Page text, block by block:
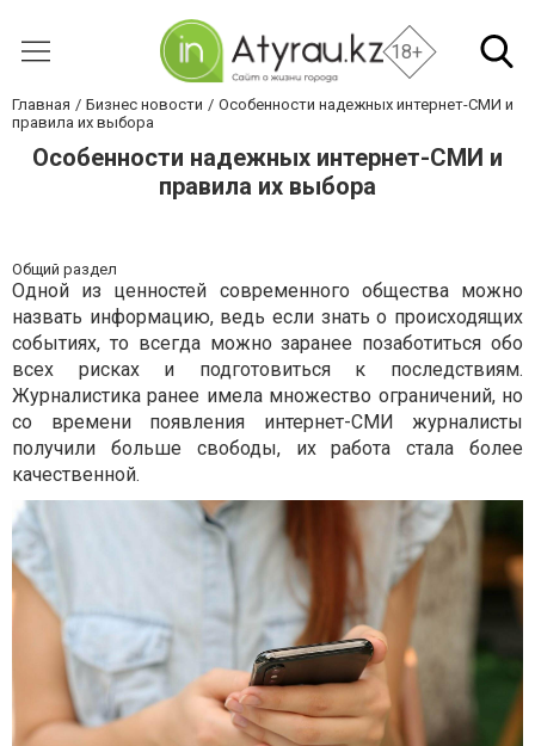
18+
Главная Бизнес новости
Особенности надежных интернет-СМИ и
правила их выбора
Особенности надежных интернет-СМИ и
правила их выбора
Общий раздел
Одной из ценностей современного общества можно
назвать информацию, ведь если знать о происходящих
событиях, то всегда можно заранее позаботиться обо
всех рисках и подготовиться к последствиям.
Журналистика ранее имела множество ограничений, но
со времени появления интернет-СМИ журналисты
получили больше свободы, их работа стала более
качественной.